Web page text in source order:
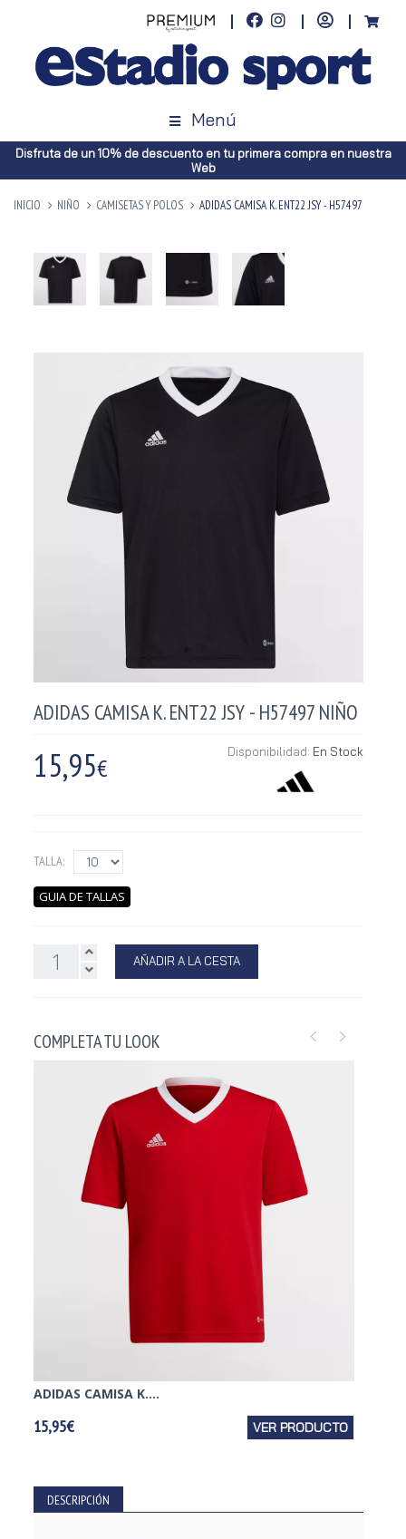
Menú
Disfruta de un 10% de descuento en tu primera compra en nuestra
Web
INICIO NIÑO CAMISETAS Y POLOS ADIDAS CAMISA K. ENT22 JSY - H57497
ADIDAS CAMISA K. ENT22 JSY - H57497 NIÑO
15,95€
Disponibilidad: En Stock
TALLA:
GUIA DE TALLAS
AÑADIR A LA CESTA
COMPLETA TU LOOK
ADIDAS CAMISA K....
15,95€ VER PRODUCTO
DESCRIPCIÓN